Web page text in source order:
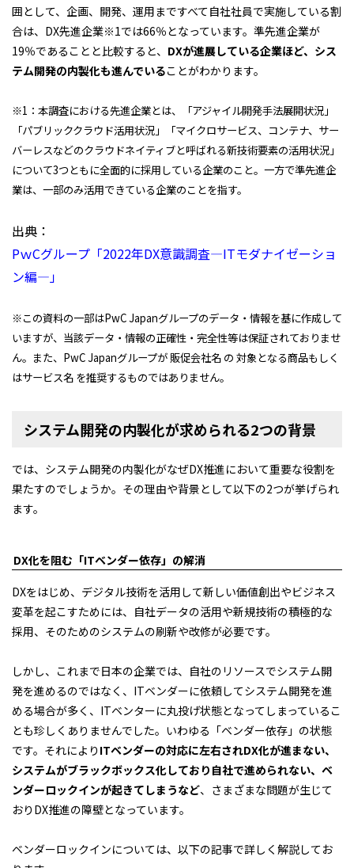
囲として、企画、開発、運用まですべて自社社員で実施している割
合は、DX先進企業※1では66％となっています。準先進企業が
19％であることと比較すると、 DXが進展している企業ほど、シス
テム開発の内製化も進んでいることがわかります。
※1：本調査における先進企業とは、「アジャイル開発手法展開状況」
「パブリッククラウド活用状況」「マイクロサービス、コンテナ、サー
バーレスなどのクラウドネイティブと呼ばれる新技術要素の活用状況」
について3つともに全面的に採用している企業のこと。一方で準先進企
業は、一部のみ活用できている企業のことを指す。
出典：
PｗCグループ「2022年DX意識調査―ITモダナイゼーショ
ン編―」
※この資料の一部はPwC Japanグループのデータ・情報を基に作成して
いますが、当該データ・情報の正確性・完全性等は保証されておりませ
ん。また、PwC Japanグループが 販促会社名 の 対象となる商品もしく
はサービス名 を推奨するものではありません。
システム開発の内製化が求められる2つの背景
では、システム開発の内製化がなぜDX推進において重要な役割を
果たすのでしょうか。その理由や背景として以下の2つが挙げられ
ます。
DX化を阻む「ITベンダー依存」の解消
DXをはじめ、デジタル技術を活用して新しい価値創出やビジネス
変革を起こすためには、自社データの活用や新規技術の積極的な
採用、そのためのシステムの刷新や改修が必要です。
しかし、これまで日本の企業では、自社のリソースでシステム開
発を進めるのではなく、ITベンダーに依頼してシステム開発を進
める場合が多く、ITベンターに丸投げ状態となってしまっているこ
とも珍しくありませんでした。いわゆる「ベンダー依存」の状態
です。それにより ITベンダーの対応に左右されDX化が進まない、
システムがブラックボックス化しており自社で進められない、ベ
ンダーロックインが起きてしまうなど、さまざまな問題が生じて
おりDX推進の障壁となっています。
ベンダーロックインについては、以下の記事で詳しく解説してお